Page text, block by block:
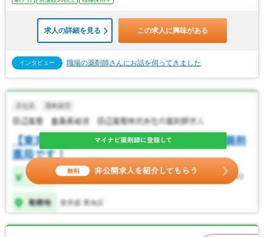
求人の詳細を見る この求人に興味がある
インタビュー 職場の薬剤師さんにお話を伺ってきました